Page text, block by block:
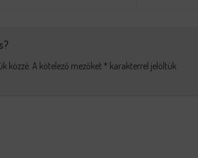
közzé. A kötelező mezőket * karakterrel jelöltük